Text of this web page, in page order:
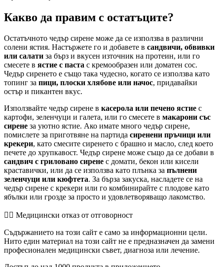
Какво да правим с остатъците?
Остатъчното чедър сирене може да се използва в различни
солени ястия. Настържете го и добавете в сандвичи, обвивки
или салати за бърз и вкусен източник на протеин, или го
смесете в ястие с паста с кремообразен или доматен сос.
Чедър сиренето е също така чудесно, когато се използва като
топинг за пици, плоски хлябове или начос, придавайки
остър и пикантен вкус.
Използвайте чедър сирене в касерола или печено ястие с
картофи, зеленчуци и галета, или го смесете в макарони със
сирене за уютно ястие. Ако имате много чедър сирене,
помислете за приготвяне на партида сиренени пръчици или
крекери, като смесите сиренето с брашно и масло, след което
печете до хрупкавост. Чедър сирене може също да се добави в
сандвич с гриловано сирене с домати, бекон или кисели
краставички, или да се използва като плънка за пълнени
зеленчуци или кюфтета. За бърза закуска, насладете се на
чедър сирене с крекери или го комбинирайте с плодове като
ябълки или грозде за просто и удовлетворяващо лакомство.
👨‍⚕️️ Медицински отказ от отговорност
Съдържанието на този сайт е само за информационни цели.
Нито един материал на този сайт не е предназначен да замени
професионален медицински съвет, диагноза или лечение.